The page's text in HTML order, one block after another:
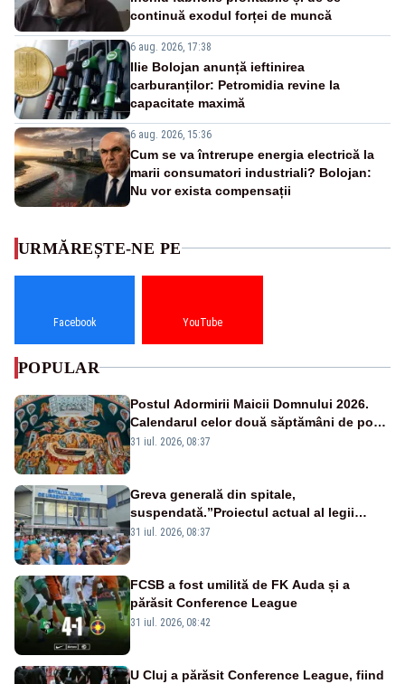
continuă exodul forței de muncă
6 aug. 2026, 17:38
Ilie Bolojan anunță ieftinirea
carburanților: Petromidia revine la
capacitate maximă
6 aug. 2026, 15:36
Cum se va întrerupe energia electrică la
marii consumatori industriali? Bolojan:
Nu vor exista compensații
URMĂREȘTE-NE PE
Facebook YouTube
POPULAR
Postul Adormirii Maicii Domnului 2026.
Calendarul celor două săptămâni de post
și zilele cu dezlegare la pește
31 iul. 2026, 08:37
Greva generală din spitale,
suspendată.”Proiectul actual al legii
salarizării nu mai există pentru noi”
31 iul. 2026, 08:37
FCSB a fost umilită de FK Auda și a
părăsit Conference League
31 iul. 2026, 08:42
U Cluj a părăsit Conference League, fiind